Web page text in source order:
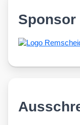
Sponsor